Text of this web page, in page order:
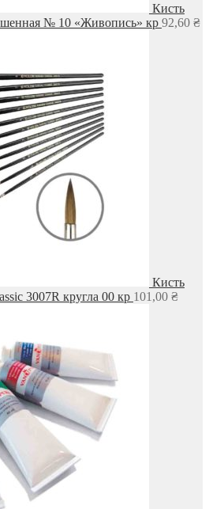
Кисть
№ 10 «Живопись» кр 92,60 ₴
Кисть
3007R кругла 00 кр 101,00 ₴